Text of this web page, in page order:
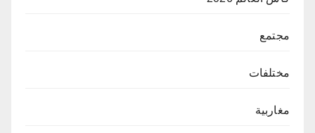
مجتمع
مختلفات
مغاربية